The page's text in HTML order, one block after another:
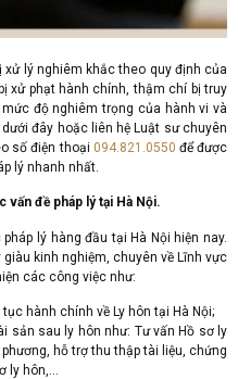
lý nghiêm khắc theo quy định của
xử phạt hành chính, thậm chí bị truy
độ nghiêm trọng của hành vi và
đây hoặc liên hệ Luật sư chuyên
số điện thoại 094.821.0550 để được
lý nhanh nhất.
vấn đề pháp lý tại Hà Nội.
lý hàng đầu tại Hà Nội hiện nay.
kinh nghiệm, chuyên về Lĩnh vực
các công việc như:
hành chính về Ly hôn tại Hà Nội;
sản sau ly hôn như: Tư vấn Hồ sơ ly
hỗ trợ thu thập tài liệu, chứng
ly hôn,…